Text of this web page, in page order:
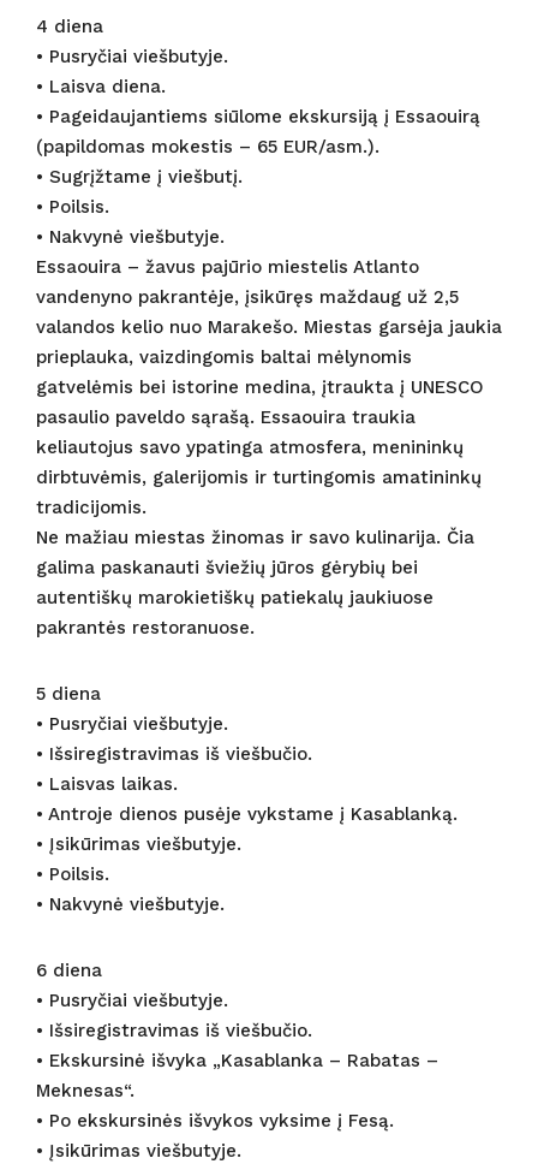
4 diena
• Pusryčiai viešbutyje.
• Laisva diena.
• Pageidaujantiems siūlome ekskursiją į Essaouirą
(papildomas mokestis – 65 EUR/asm.).
• Sugrįžtame į viešbutį.
• Poilsis.
• Nakvynė viešbutyje.
Essaouira – žavus pajūrio miestelis Atlanto
vandenyno pakrantėje, įsikūręs maždaug už 2,5
valandos kelio nuo Marakešo. Miestas garsėja jaukia
prieplauka, vaizdingomis baltai mėlynomis
gatvelėmis bei istorine medina, įtraukta į UNESCO
pasaulio paveldo sąrašą. Essaouira traukia
keliautojus savo ypatinga atmosfera, menininkų
dirbtuvėmis, galerijomis ir turtingomis amatininkų
tradicijomis.
Ne mažiau miestas žinomas ir savo kulinarija. Čia
galima paskanauti šviežių jūros gėrybių bei
autentiškų marokietiškų patiekalų jaukiuose
pakrantės restoranuose.
5 diena
• Pusryčiai viešbutyje.
• Išsiregistravimas iš viešbučio.
• Laisvas laikas.
• Antroje dienos pusėje vykstame į Kasablanką.
• Įsikūrimas viešbutyje.
• Poilsis.
• Nakvynė viešbutyje.
6 diena
• Pusryčiai viešbutyje.
• Išsiregistravimas iš viešbučio.
• Ekskursinė išvyka „Kasablanka – Rabatas –
Meknesas“.
• Po ekskursinės išvykos vyksime į Fesą.
• Įsikūrimas viešbutyje.